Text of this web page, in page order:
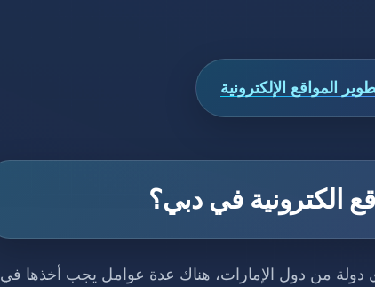
المواقع​ الإلكترونية
الكترونية في دبي؟
دولة من دول الإمارات، هناك عدة عوامل يجب أخذها في